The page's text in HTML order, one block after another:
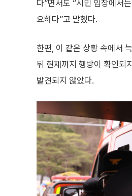
다”면서도 “시민 입장에서
요하다”고 말했다.
한편, 이 같은 상황 속에서
뒤 현재까지 행방이 확인되
발견되지 않았다.